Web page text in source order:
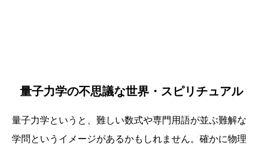
量子力学の不思議な世界・スピリチュアル
量子力学というと、難しい数式や専門用語が並ぶ難解な
学問というイメージがあるかもしれません。確かに物理